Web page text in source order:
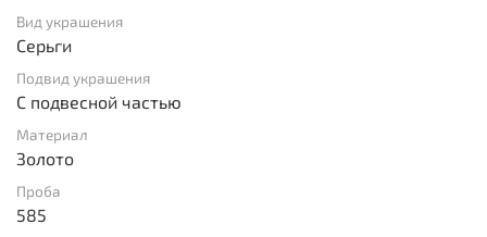
Вид украшения
Серьги
Подвид украшения
С подвесной частью
Материал
Золото
Проба
585